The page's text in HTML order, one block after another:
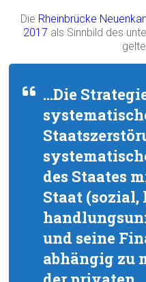
Die Rheinbrücke
2017 als Sinnbild des
…Die
des Staates
Staat
und seine
abhängig zu